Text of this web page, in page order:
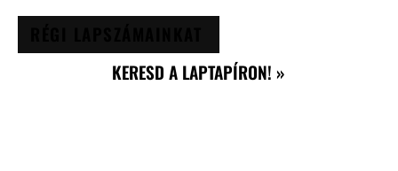
KERESD A LAPTAPÍRON! »